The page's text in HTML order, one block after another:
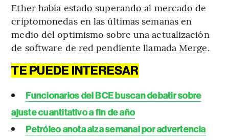
Ether había estado superando al mercado de
criptomonedas en las últimas semanas en
medio del optimismo sobre una actualización
de software de red pendiente llamada Merge.
TE PUEDE INTERESAR
Funcionarios del BCE buscan debatir sobre
ajuste cuantitativo a fin de año
Petróleo anota alza semanal por advertencia